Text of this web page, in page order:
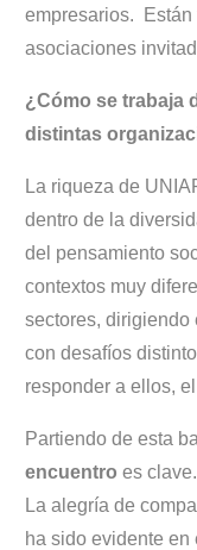
empresarios. Están
asociaciones
¿Cómo se trabaja
distintas
La riqueza de
dentro de la
del pensamiento
contextos muy
sectores, dirigiendo
con desafíos
responder a ellos,
Partiendo de esta
encuentro es
La alegría de
ha sido evidente